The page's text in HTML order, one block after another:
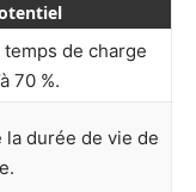
temps de charge
70 %.
la durée de vie de